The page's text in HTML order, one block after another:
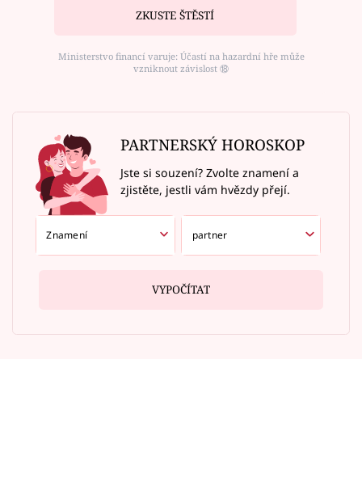
ZKUSTE ŠTĚSTÍ
Ministerstvo financí varuje: Účastí na hazardní hře může
vzniknout závislost ⑱
PARTNERSKÝ HOROSKOP
Jste si souzení? Zvolte znamení a
zjistěte, jestli vám hvězdy přejí.
VYPOČÍTAT